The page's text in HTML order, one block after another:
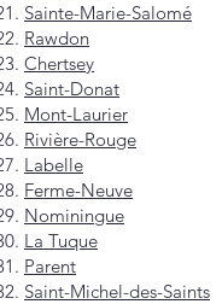
Sainte-Marie-Salomé
Rawdon
Chertsey
Saint-Donat
Mont-Laurier
Rivière-Rouge
Labelle
Ferme-Neuve
Nominingue
La Tuque
Parent
Saint-Michel-des-Saints